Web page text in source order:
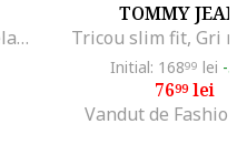
Tricou slim fit, Gri inchis melange
TOMMY
Tricou slim fit, Gri
Initial: 16899 lei -
7699lei
Vandut de Fashion